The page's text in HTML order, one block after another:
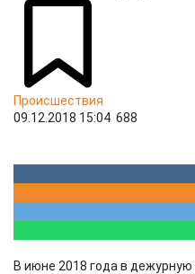
Происшествия
09.12.2018 15:04 688
В июне 2018 года в